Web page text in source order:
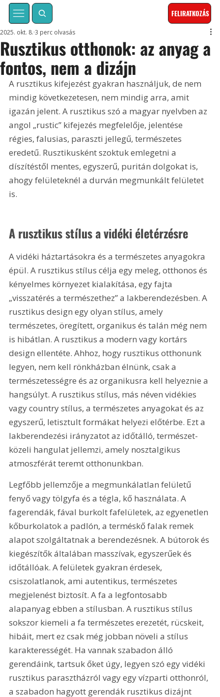
FELIRATKOZÁS
Rusztikus otthonok: az anyag a
fontos, nem a dizájn
2025. okt. 8. 3 perc olvasás
A rusztikus kifejezést gyakran használjuk, de nem
mindig következetesen, nem mindig arra, amit
igazán jelent. A rusztikus szó a magyar nyelvben az
angol „rustic” kifejezés megfelelője, jelentése
régies, falusias, paraszti jellegű, természetes
eredetű. Rusztikusként szoktuk emlegetni a
díszítéstől mentes, egyszerű, puritán dolgokat is,
ahogy felületeknél a durván megmunkált felületet
is.
A rusztikus stílus a vidéki életérzésre
A vidéki háztartásokra és a természetes anyagokra
épül. A rusztikus stílus célja egy meleg, otthonos és
kényelmes környezet kialakítása, egy fajta
„visszatérés a természethez” a lakberendezésben. A
rusztikus design egy olyan stílus, amely
természetes, öregített, organikus és talán még nem
is hibátlan. A rusztikus a modern vagy kortárs
design ellentéte. Ahhoz, hogy rusztikus otthonunk
legyen, nem kell rönkházban élnünk, csak a
természetességre és az organikusra kell helyeznie a
hangsúlyt. A rusztikus stílus, más néven vidékies
vagy country stílus, a természetes anyagokat és az
egyszerű, letisztult formákat helyezi előtérbe. Ezt a
lakberendezési irányzatot az időtálló, természet-
közeli hangulat jellemzi, amely nosztalgikus
atmoszférát teremt otthonunkban.
Legfőbb jellemzője a megmunkálatlan felületű
fenyő vagy tölgyfa és a tégla, kő használata. A
fagerendák, fával burkolt fafelületek, az egyenetlen
kőburkolatok a padlón, a terméskő falak remek
alapot szolgáltatnak a berendezésnek. A bútorok és
kiegészítők általában masszívak, egyszerűek és
időtállóak. A felületek gyakran érdesek,
csiszolatlanok, ami autentikus, természetes
megjelenést biztosít. A fa a legfontosabb
alapanyag ebben a stílusban. A rusztikus stílus
sokszor kiemeli a fa természetes erezetét, rücskeit,
hibáit, mert ez csak még jobban növeli a stílus
karakterességét. Ha vannak szabadon álló
gerendáink, tartsuk őket úgy, legyen szó egy vidéki
rusztikus parasztházról vagy egy vízparti otthonról,
a szabadon hagyott gerendák rusztikus dizájnt